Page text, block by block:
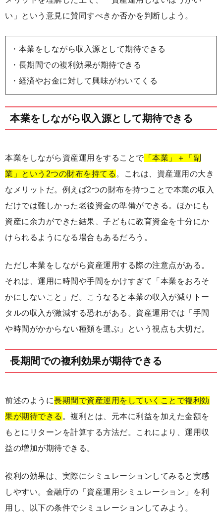
い」という意見に賛同すべきか否かを判断しよう。
・本業をしながら収入源として期待できる
・長期間での複利効果が期待できる
・経済やお金に対して興味がわいてくる
本業をしながら収入源として期待できる
本業をしながら資産運用をすることで 「本業」＋「副
業」という2つの財布を持てる 。これは、資産運用の大き
なメリットだ。例えば2つの財布を持つことで本業の収入
だけでは難しかった老後資金の準備ができる。ほかにも
資産に余力ができた結果、子どもに教育資金を十分にか
けられるようになる場合もあるだろう。
ただし本業をしながら資産運用する際の注意点がある。
それは、運用に時間や手間をかけすぎて「本業をおろそ
かにしないこと」だ。こうなると本業の収入が減りトー
タルの収入が激減する恐れがある。資産運用では「手間
や時間がかからない種類を選ぶ」という視点も大切だ。
長期間での複利効果が期待できる
前述のように長期間で資産運用をしていくことで複利効
果が期待できる 。複利とは、元本に利益を加えた金額を
もとにリターンを計算する方法だ。これにより、運用収
益の増加が期待できる。
複利の効果は、実際にシミュレーションしてみると実感
しやすい。金融庁の「資産運用シミュレーション」を利
用し、以下の条件でシミュレーションしてみよう。